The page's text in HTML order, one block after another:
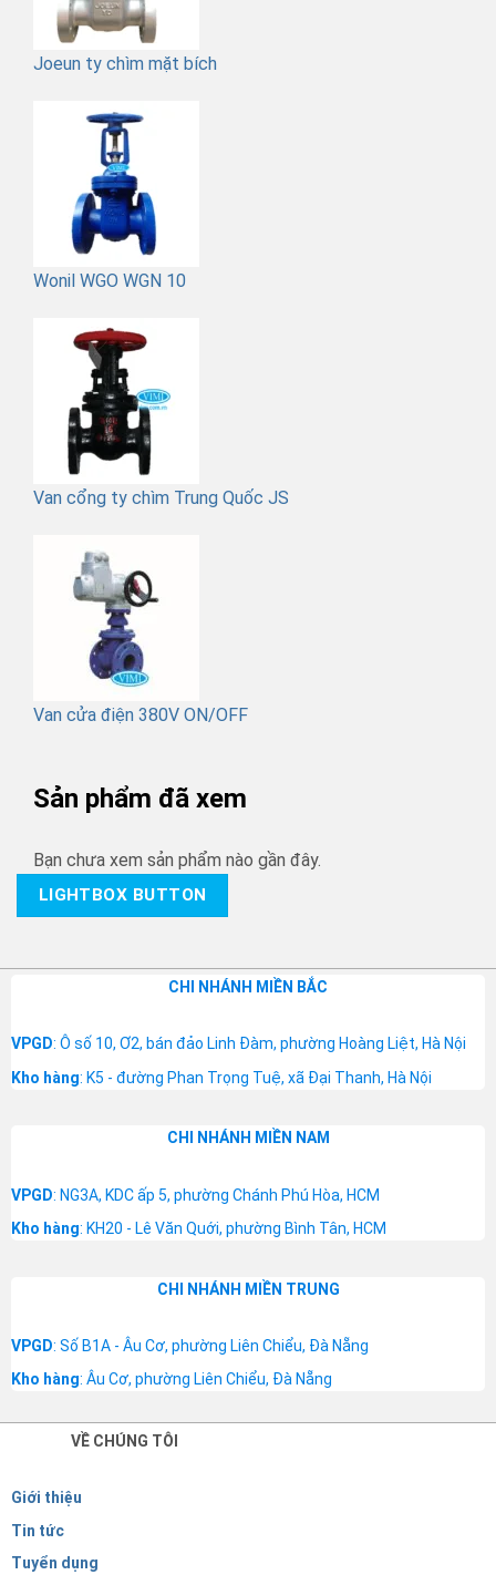
Joeun ty chìm mặt bích
Wonil WGO WGN 10
Van cổng ty chìm Trung Quốc JS
Van cửa điện 380V ON/OFF
Sản phẩm đã xem
Bạn chưa xem sản phẩm nào gần đây.
LIGHTBOX BUTTON
CHI NHÁNH MIỀN BẮC
VPGD: Ô số 10, Ơ2, bán đảo Linh Đàm, phường Hoàng Liệt, Hà Nội
Kho hàng: K5 - đường Phan Trọng Tuệ, xã Đại Thanh, Hà Nội
CHI NHÁNH MIỀN NAM
VPGD: NG3A, KDC ấp 5, phường Chánh Phú Hòa, HCM
Kho hàng: KH20 - Lê Văn Quới, phường Bình Tân, HCM
CHI NHÁNH MIỀN TRUNG
VPGD: Số B1A - Âu Cơ, phường Liên Chiểu, Đà Nẵng
Kho hàng: Âu Cơ, phường Liên Chiểu, Đà Nẵng
VỀ CHÚNG TÔI
Giới thiệu
Tin tức
Tuyển dụng